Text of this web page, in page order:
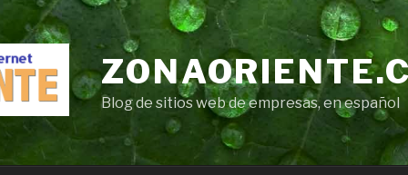
Blog de sitios web de empresas, en español